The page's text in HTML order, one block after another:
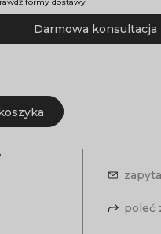
Darmowa konsultacja
poleć